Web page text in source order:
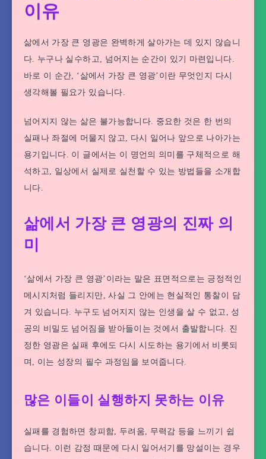
이유
삶에서 가장 큰 영광은 완벽하게 살아가는 데 있지 않습니
다. 누구나 실수하고, 넘어지는 순간이 있기 마련입니다.
바로 이 순간, ‘삶에서 가장 큰 영광’이란 무엇인지 다시
생각해볼 필요가 있습니다.
넘어지지 않는 삶은 불가능합니다. 중요한 것은 한 번의
실패나 좌절에 머물지 않고, 다시 일어나 앞으로 나아가는
용기입니다. 이 글에서는 이 명언의 의미를 구체적으로 해
석하고, 일상에서 실제로 실천할 수 있는 방법들을 소개합
니다.
삶에서 가장 큰 영광의 진짜 의
미
‘삶에서 가장 큰 영광’이라는 말은 표면적으로는 긍정적인
메시지처럼 들리지만, 사실 그 안에는 현실적인 통찰이 담
겨 있습니다. 누구도 넘어지지 않는 인생을 살 수 없고, 성
공의 비밀도 넘어짐을 받아들이는 것에서 출발합니다. 진
정한 영광은 실패 후에도 다시 시도하는 용기에서 비롯되
며, 이는 성장의 필수 과정임을 보여줍니다.
많은 이들이 실행하지 못하는 이유
실패를 경험하면 창피함, 두려움, 무력감 등을 느끼기 쉽
습니다. 이런 감정 때문에 다시 일어서기를 망설이는 경우